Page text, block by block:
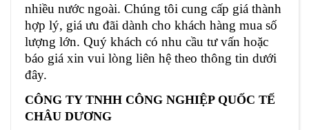
nhiều nước ngoài. Chúng tôi cung cấp giá thành
hợp lý, giá ưu đãi dành cho khách hàng mua số
lượng lớn. Quý khách có nhu cầu tư vấn hoặc
báo giá xin vui lòng liên hệ theo thông tin dưới
đây.
CÔNG TY TNHH CÔNG NGHIỆP QUỐC TẾ
CHÂU DƯƠNG